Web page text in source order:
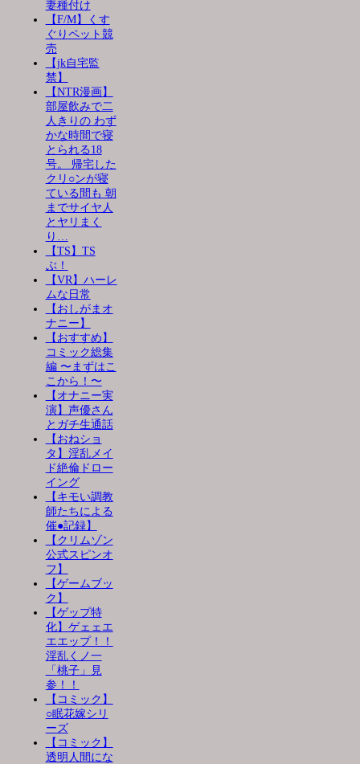
妻種付け
【F/M】くす
ぐりペット競
売
【jk自宅監
禁】
【NTR漫画】
部屋飲みで二
人きりの わず
かな時間で寝
とられる18
号。 帰宅した
クリ○ンが寝
ている間も 朝
までサイヤ人
とヤリまく
り…
【TS】TS
ぶ！
【VR】ハーレ
ムな日常
【おしがまオ
ナニー】
【おすすめ】
コミック総集
編 〜まずはこ
こから！〜
【オナニー実
演】声優さん
とガチ生通話
【おねショ
タ】淫乱メイ
ド絶倫ドロー
イング
【キモい調教
師たちによる
催●記録】
【クリムゾン
公式スピンオ
フ】
【ゲームブッ
ク】
【ゲップ特
化】ゲェェエ
エエップ！！
淫乱くノ一
「桃子」見
参！！
【コミック】
○眠花嫁シリ
ーズ
【コミック】
透明人間にな